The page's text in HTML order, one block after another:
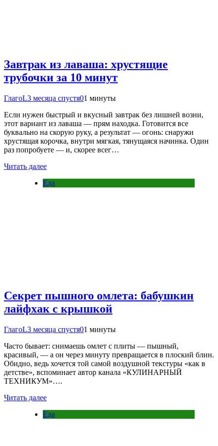
Завтрак из лаваша: хрустящие
трубочки за 10 минут
ГлагоL3 месяца спустя01 минуты
Если нужен быстрый и вкусный завтрак без лишней возни,
этот вариант из лаваша — прям находка. Готовится все
буквально на скорую руку, а результат — огонь: снаружи
хрустящая корочка, внутри мягкая, тянущаяся начинка. Один
раз попробуете — и, скорее всег…
Читать далее
Еда
Секрет пышного омлета: бабушкин
лайфхак с крышкой
ГлагоL3 месяца спустя01 минуты
Часто бывает: снимаешь омлет с плиты — пышный,
красивый, — а он через минуту превращается в плоский блин.
Обидно, ведь хочется той самой воздушной текстуры «как в
детстве», вспоминает автор канала «КУЛИНАРНЫЙ
ТЕХНИКУМ»….
Читать далее
Еда